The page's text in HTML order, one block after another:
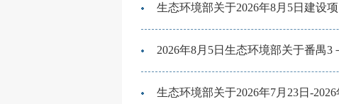
生态环境部关于2026年8月5日建设
2026年8月5日生态环境部关于番禺
生态环境部关于2026年7月23日-